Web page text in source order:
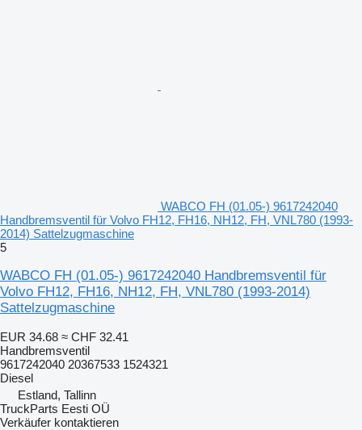
WABCO FH (01.05-) 9617242040
Handbremsventil für Volvo FH12, FH16, NH12, FH, VNL780 (1993-
2014) Sattelzugmaschine
5
WABCO FH (01.05-) 9617242040 Handbremsventil für
Volvo FH12, FH16, NH12, FH, VNL780 (1993-2014)
Sattelzugmaschine
EUR 34.68 ≈ CHF 32.41
Handbremsventil
9617242040 20367533 1524321
Diesel
Estland, Tallinn
TruckParts Eesti OÜ
Verkäufer kontaktieren